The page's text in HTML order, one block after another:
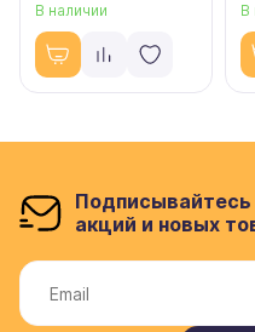
В наличии В
Подписывайтесь
акций и новых